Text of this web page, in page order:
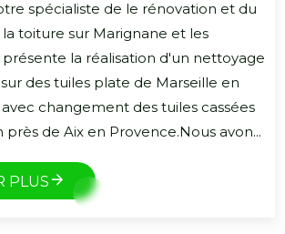
spécialiste de le rénovation et du
toiture sur Marignane et les
présente la réalisation d'un nettoyage
des tuiles plate de Marseille en
changement des tuiles cassées
près de Aix en Provence.Nous avon...
PLUS